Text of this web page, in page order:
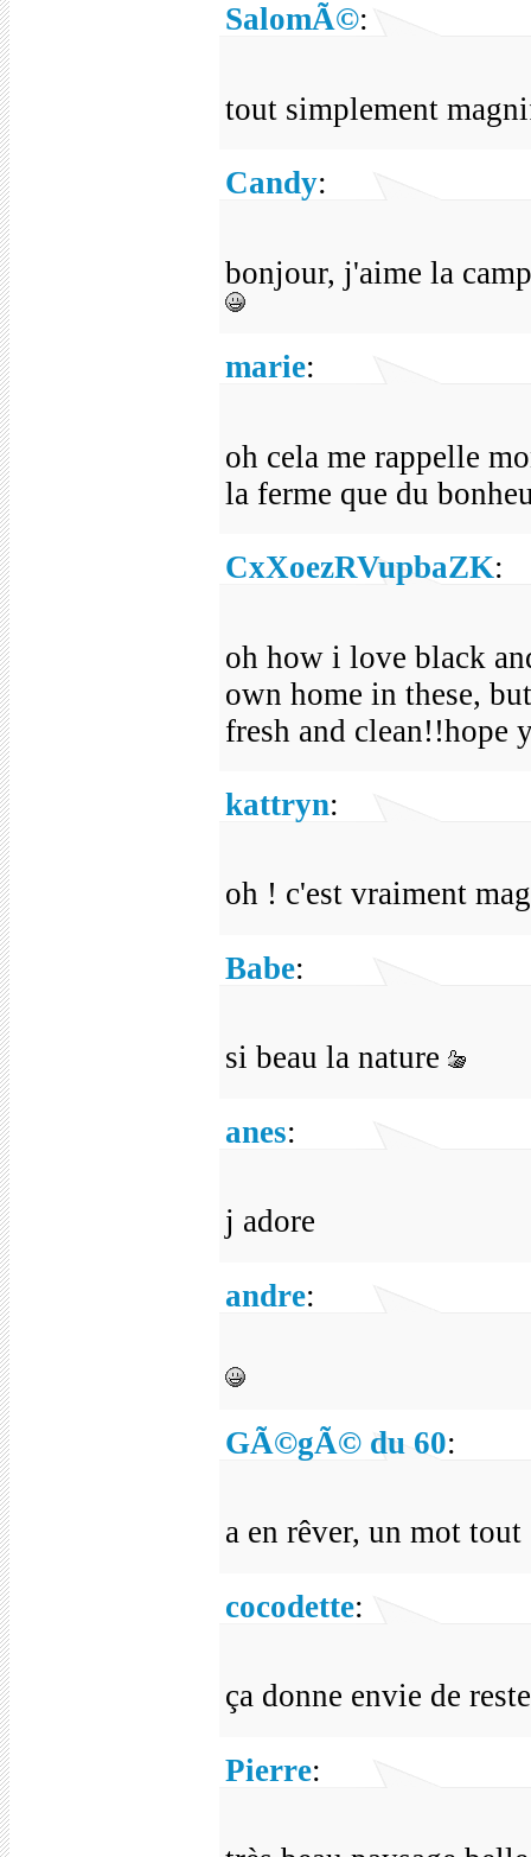
SalomÃ©:
tout simplement
Candy:
bonjour, j'aime la
marie:
oh cela me rappelle
la ferme que du
CxXoezRVupbaZK:
oh how i love black
own home in these,
fresh and clean!!hope
kattryn:
oh ! c'est vraiment
Babe:
si beau la nature
anes:
j adore
andre:
GÃ©gÃ© du 60:
a en rêver, un mot
cocodette:
ça donne envie de
Pierre: